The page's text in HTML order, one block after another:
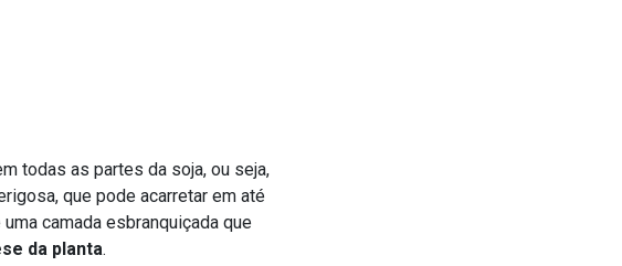
todas as partes da soja, ou seja,
que pode acarretar em até
camada esbranquiçada que
da planta.